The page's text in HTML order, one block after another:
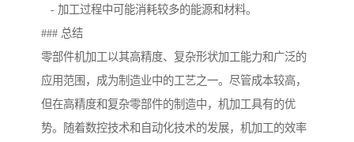
- 加工过程中可能消耗较多的能源和材料。
### 总结
零部件机加工以其高精度、复杂形状加工能力和广泛的
应用范围，成为制造业中的工艺之一。尽管成本较高，
但在高精度和复杂零部件的制造中，机加工具有的优
势。随着数控技术和自动化技术的发展，机加工的效率